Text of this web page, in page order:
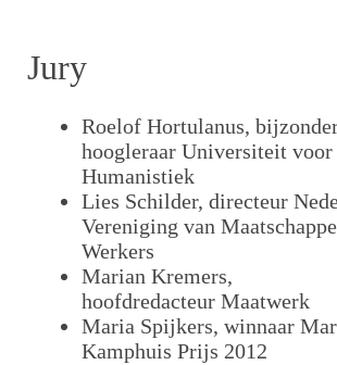
Jury
Roelof Hortulanus,
hoogleraar Universiteit voor
Humanistiek
Lies Schilder, directeur
Vereniging van
Werkers
Marian Kremers,
hoofdredacteur Maatwerk
Maria Spijkers, winnaar
Kamphuis Prijs 2012